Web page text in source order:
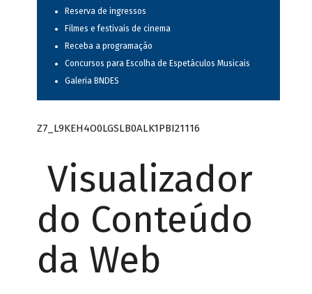
Reserva de ingressos
Filmes e festivais de cinema
Receba a programação
Concursos para Escolha de Espetáculos Musicais
Galeria BNDES
Z7_L9KEH4O0LGSLB0ALK1PBI21116
Visualizador
do Conteúdo
da Web